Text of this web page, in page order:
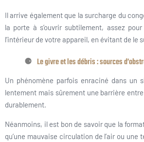
Il arrive également que la surcharge du
la porte à s’ouvrir subtilement, assez
l’intérieur de votre appareil, en évitant de
Le givre et les débris : sources
Un phénomène parfois enraciné dans un
lentement mais sûrement une barrière
durablement.
Néanmoins, il est bon de savoir que la
qu’une mauvaise circulation de l’air ou